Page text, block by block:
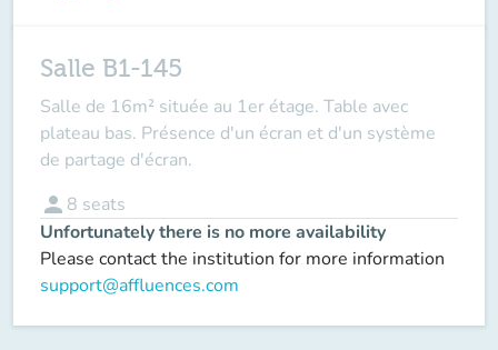
Salle B1-145
Salle de 16m² située au 1er étage. Table avec
plateau bas. Présence d'un écran et d'un système
de partage d'écran.
person 8 seats
Unfortunately there is no more availability
Please contact the institution for more information
support@affluences.com